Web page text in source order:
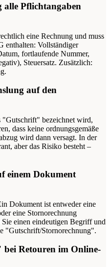
alle Pflichtangaben
eine Rechnung und muss
enthalten: Vollständiger
fortlaufende Nummer,
Steuersatz. Zusätzlich:
auf den
"Gutschrift" bezeichnet wird,
dass keine ordnungsgemäße
wird dann versagt. In der
aber das Risiko besteht –
einem Dokument
Dokument ist entweder eine
eine Stornorechnung
einen eindeutigen Begriff und
"Gutschrift/Stornorechnung".
Retouren im Online-